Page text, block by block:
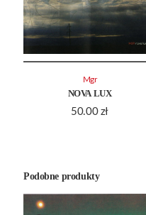
NOVA LUX
50.00 zł
Mgr
Podobne produkty